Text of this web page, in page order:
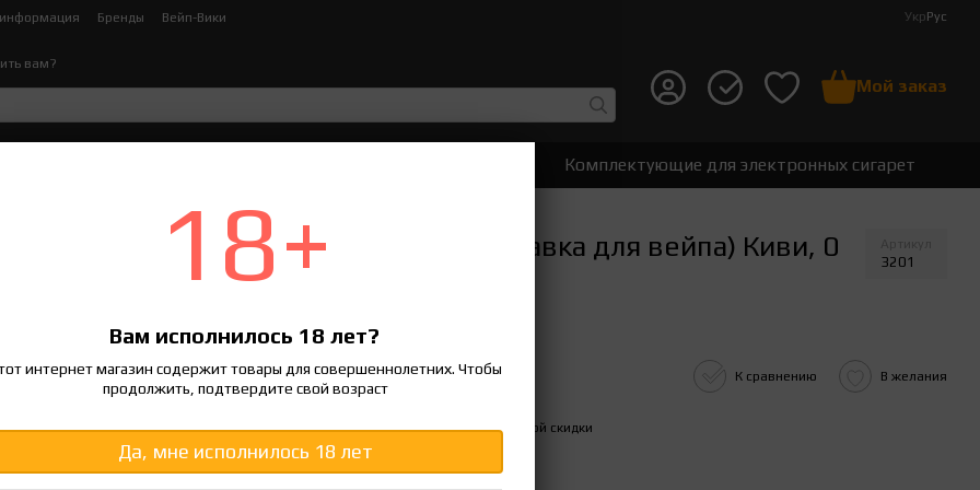
Бренды Вейп-Вики УкрРус
вам?
Мой заказ
сигарет Комплектующие для электронных сигарет
Электронных Сигарет (Жижа / Заправка для вейпа) Киви, 0
3201
130 грн К сравнению В желания
% Войтидля отображения накопительной скидки
Вкус
18+
Вам исполнилось 18 лет?
интернет магазин содержит товары для совершеннолетних. Чтобы
продолжить, подтвердите свой возраст
Да, мне исполнилось 18 лет